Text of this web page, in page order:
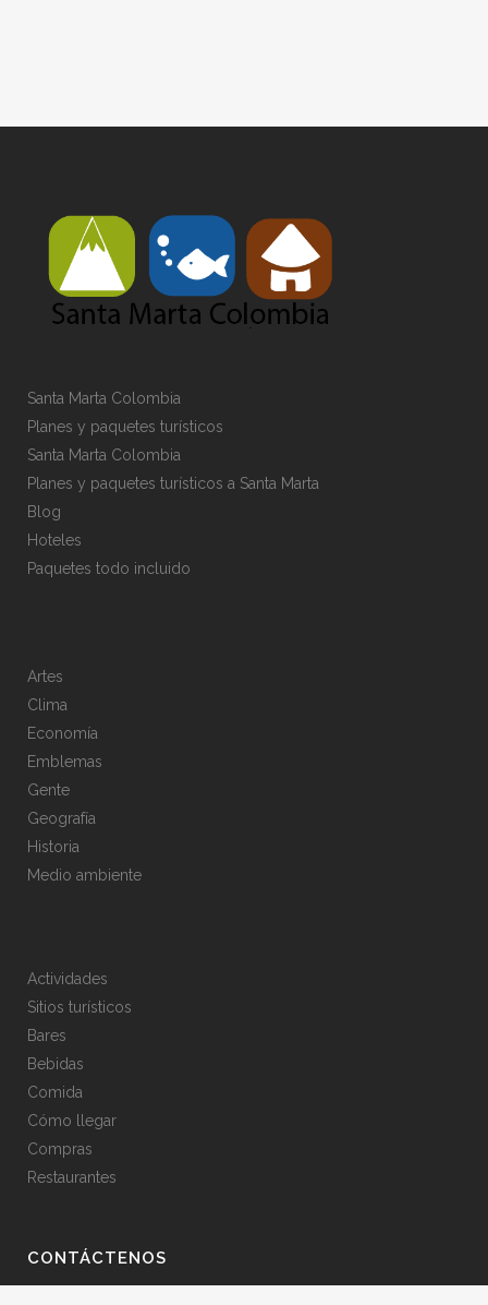
Santa Marta Colombia
Planes y paquetes turísticos
Santa Marta Colombia
Planes y paquetes turísticos a Santa Marta
Blog
Hoteles
Paquetes todo incluido
Artes
Clima
Economía
Emblemas
Gente
Geografía
Historia
Medio ambiente
Actividades
Sitios turísticos
Bares
Bebidas
Comida
Cómo llegar
Compras
Restaurantes
CONTÁCTENOS